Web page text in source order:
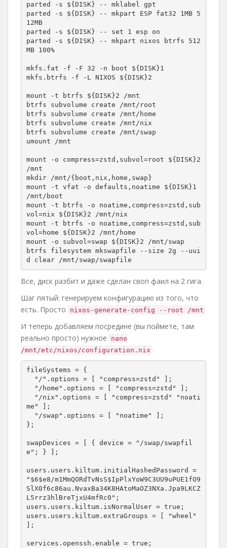
parted -s ${DISK} -- mklabel gpt
parted -s ${DISK} -- mkpart ESP fat32 1MB 5
12MB
parted -s ${DISK} -- set 1 esp on
parted -s ${DISK} -- mkpart nixos btrfs 512
MB 100%
mkfs.fat -f -F 32 -n boot ${DISK}1
mkfs.btrfs -f -L NIXOS ${DISK}2
mount -t btrfs ${DISK}2 /mnt
btrfs subvolume create /mnt/root
btrfs subvolume create /mnt/home
btrfs subvolume create /mnt/nix
btrfs subvolume create /mnt/swap
umount /mnt
mount -o compress=zstd,subvol=root ${DISK}2
/mnt
mkdir /mnt/{boot,nix,home,swap}
mount -t vfat -o defaults,noatime ${DISK}1
/mnt/boot
mount -t btrfs -o noatime,compress=zstd,sub
vol=nix ${DISK}2 /mnt/nix
mount -t btrfs -o noatime,compress=zstd,sub
vol=home ${DISK}2 /mnt/home
mount -o subvol=swap ${DISK}2 /mnt/swap
btrfs filesystem mkswapfile --size 2g --uui
d clear /mnt/swap/swapfile
Все, диск разбит и даже сделан своп фаил на 2 гига.
Шаг пятый: генерируем конфигурацию из того, что
есть. Просто
nixos-generate-config --root /mnt
И теперь добавляем посредине (вы поймете, там
реально просто) нужное
nano
/mnt/etc/nixos/configuration.nix
fileSystems = {
me" ];
};
swapDevices = [ { device = "/swap/swapfil
e"; } ];
users.users.kiltum.initialHashedPassword =
"$6$e8/m1MmQORdTvNsS$IpPlxYoW9C3UU9uPUE1fO9
SlX0f6c86au.NvaxBa34K8HAtoMaOZ3NXa.Jpa9LKCZ
L5rrz3hlBreTjxU4mfRc0";
users.users.kiltum.isNormalUser = true;
users.users.kiltum.extraGroups = [ "wheel"
];
services.openssh.enable = true;